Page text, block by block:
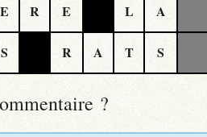
E R E L A
S R A T S
?